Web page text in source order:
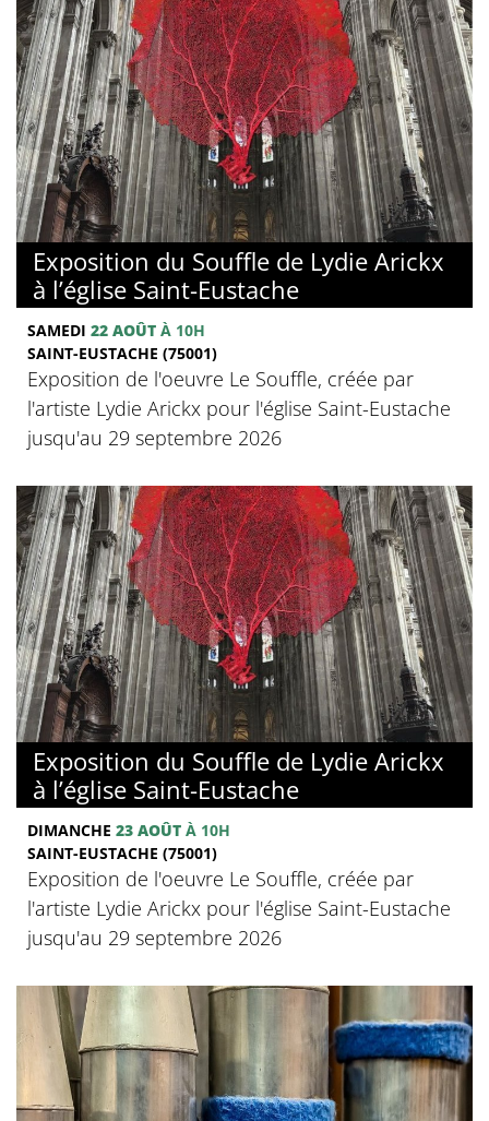
Exposition du Souffle de Lydie Arickx
à l’église Saint-Eustache
SAMEDI 22 AOÛT À 10H
SAINT-EUSTACHE (75001)
Exposition de l'oeuvre Le Souffle, créée par
l'artiste Lydie Arickx pour l'église Saint-Eustache
jusqu'au 29 septembre 2026
Exposition du Souffle de Lydie Arickx
à l’église Saint-Eustache
DIMANCHE 23 AOÛT À 10H
SAINT-EUSTACHE (75001)
Exposition de l'oeuvre Le Souffle, créée par
l'artiste Lydie Arickx pour l'église Saint-Eustache
jusqu'au 29 septembre 2026